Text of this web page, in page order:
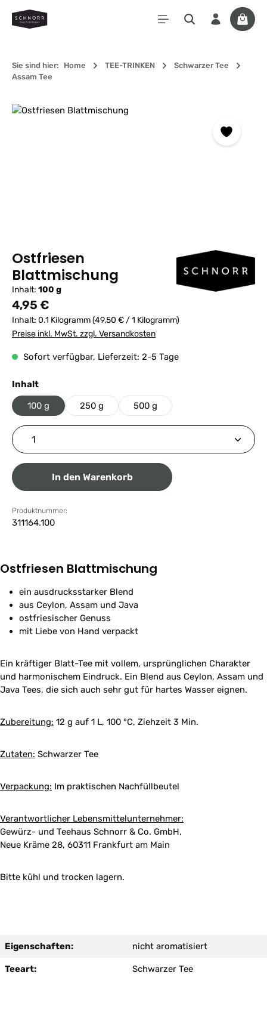
Zum Hauptinhalt springen
Sie sind hier: Home TEE-TRINKEN
Schwarzer Tee
Assam Tee
Bildergalerie überspringen
Ostfriesen
Blattmischung
Inhalt: 100 g
Regulärer Preis:
4,95 €
Inhalt: 0.1 Kilogramm(49,50 € / 1 Kilogramm)
Preise inkl. MwSt. zzgl. Versandkosten
Sofort verfügbar, Lieferzeit: 2-5 Tage
Inhaltauswählen
100 g 250 g 500 g
Produkt Anzahl: Gib den gewünschten Wert ein
In den Warenkorb
Produktnummer:
311164.100
Ostfriesen Blattmischung
ein ausdrucksstarker Blend
aus Ceylon, Assam und Java
ostfriesischer Genuss
mit Liebe von Hand verpackt
Ein kräftiger Blatt-Tee mit vollem, ursprünglichen Charakter
und harmonischem Eindruck. Ein Blend aus Ceylon, Assam und
Java Tees, die sich auch sehr gut für hartes Wasser eignen.
Zubereitung: 12 g auf 1 L, 100 °C, Ziehzeit 3 Min.
Zutaten: Schwarzer Tee
Verpackung: Im praktischen Nachfüllbeutel
Verantwortlicher Lebensmittelunternehmer:
Gewürz- und Teehaus Schnorr & Co. GmbH,
Neue Kräme 28, 60311 Frankfurt am Main
Bitte kühl und trocken lagern.
Eigenschaften: nicht aromatisiert
Teeart: Schwarzer Tee